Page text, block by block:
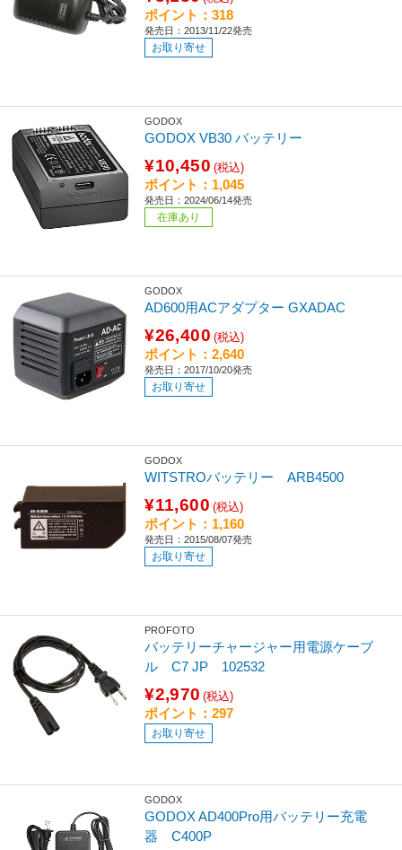
ポイント：318
発売日：2013/11/22発売
お取り寄せ
GODOX
GODOX VB30 バッテリー
¥10,450 (税込)
ポイント：1,045
発売日：2024/06/14発売
在庫あり
GODOX
AD600用ACアダプター GXADAC
¥26,400 (税込)
ポイント：2,640
発売日：2017/10/20発売
お取り寄せ
GODOX
WITSTROバッテリー ARB4500
¥11,600 (税込)
ポイント：1,160
発売日：2015/08/07発売
お取り寄せ
PROFOTO
バッテリーチャージャー用電源ケーブ
ル C7 JP 102532
¥2,970 (税込)
ポイント：297
お取り寄せ
GODOX
GODOX AD400Pro用バッテリー充電
器 C400P